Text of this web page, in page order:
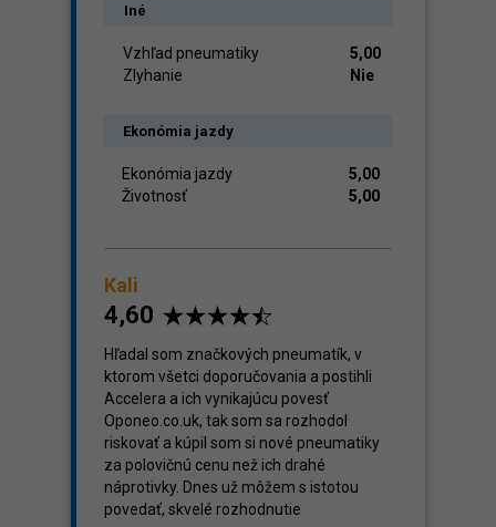
Iné
Vzhľad pneumatiky
5,00
Zlyhanie
Nie
Ekonómia jazdy
Ekonómia jazdy
5,00
Životnosť
5,00
Kali
4,60
Hľadal som značkových pneumatík, v
ktorom všetci doporučovania a postihli
Accelera a ich vynikajúcu povesť
Oponeo.co.uk, tak som sa rozhodol
riskovať a kúpil som si nové pneumatiky
za polovičnú cenu než ich drahé
náprotivky. Dnes už môžem s istotou
povedať, skvelé rozhodnutie